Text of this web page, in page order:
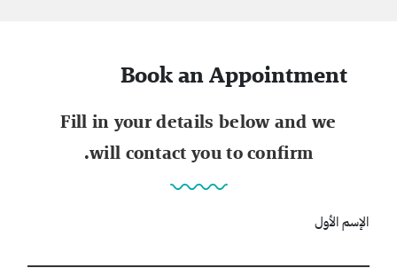
Book an Appointment
Fill in your details below and we
will contact you to confirm.
الإسم الأول